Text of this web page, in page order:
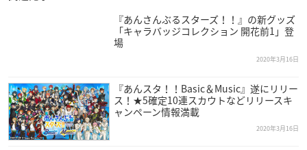
『あんさんぶるスターズ！！』の新グッズ
「キャラバッジコレクション 開花前1」登
場
2020年3月16日
『あんスタ！！Basic＆Music』遂にリリー
ス！★5確定10連スカウトなどリリースキ
ャンペーン情報満載
2020年3月16日